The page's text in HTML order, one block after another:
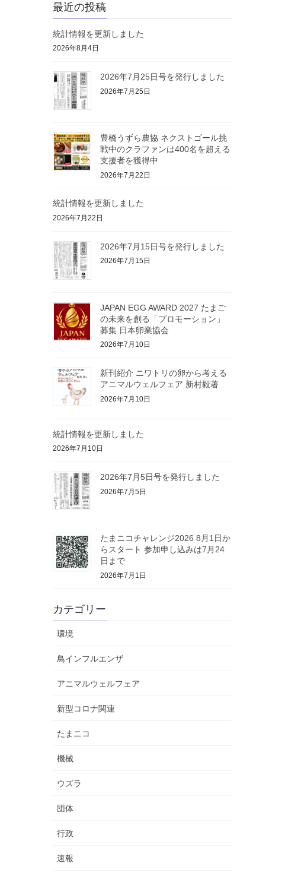
最近の投稿
統計情報を更新しました
2026年8月4日
2026年7月25日号を発行しました
2026年7月25日
豊橋うずら農協 ネクストゴール挑
戦中のクラファンは400名を超える
支援者を獲得中
2026年7月22日
統計情報を更新しました
2026年7月22日
2026年7月15日号を発行しました
2026年7月15日
JAPAN EGG AWARD 2027 たまご
の未来を創る「プロモーション」
募集 日本卵業協会
2026年7月10日
新刊紹介 ニワトリの卵から考える
アニマルウェルフェア 新村毅著
2026年7月10日
統計情報を更新しました
2026年7月10日
2026年7月5日号を発行しました
2026年7月5日
たまニコチャレンジ2026 8月1日か
らスタート 参加申し込みは7月24
日まで
2026年7月1日
カテゴリー
環境
鳥インフルエンザ
アニマルウェルフェア
新型コロナ関連
たまニコ
機械
ウズラ
団体
行政
速報